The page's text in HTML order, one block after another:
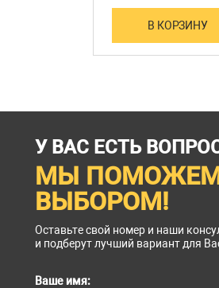
В КОРЗИНУ
У ВАС ЕСТЬ
МЫ
ВЫБОРОМ!
Оставьте свой номер и наши
и подберут лучший вариант для
Ваше имя: